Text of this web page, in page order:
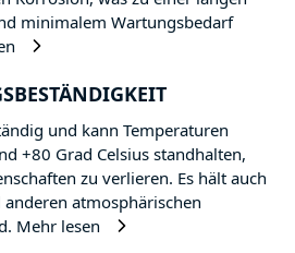
minimalem Wartungsbedarf
und kann Temperaturen
+80 Grad Celsius standhalten,
zu verlieren. Es hält auch
anderen atmosphärischen
Mehr lesen